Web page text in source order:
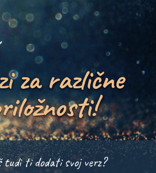
za različne
tudi ti dodati svoj verz?